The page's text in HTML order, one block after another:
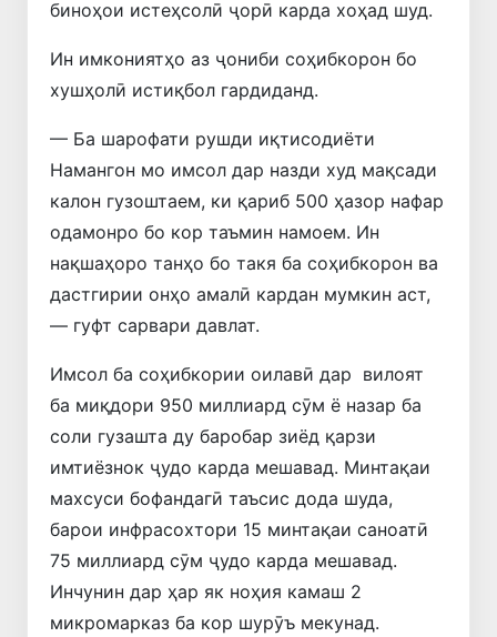
биноҳои истеҳсолӣ ҷорӣ карда хоҳад шуд.
Ин имкониятҳо аз ҷониби соҳибкорон бо
хушҳолӣ истиқбол гардиданд.
— Ба шарофати рушди иқтисодиёти
Намангон мо имсол дар назди худ мақсади
калон гузоштаем, ки қариб 500 ҳазор нафар
одамонро бо кор таъмин намоем. Ин
нақшаҳоро танҳо бо такя ба соҳибкорон ва
дастгирии онҳо амалӣ кардан мумкин аст,
— гуфт сарвари давлат.
Имсол ба соҳибкории оилавӣ дар вилоят
ба миқдори 950 миллиард сӯм ё назар ба
соли гузашта ду баробар зиёд қарзи
имтиёзнок ҷудо карда мешавад. Минтақаи
махсуси бофандагӣ таъсис дода шуда,
барои инфрасохтори 15 минтақаи саноатӣ
75 миллиард сӯм ҷудо карда мешавад.
Инчунин дар ҳар як ноҳия камаш 2
микромарказ ба кор шурӯъ мекунад.